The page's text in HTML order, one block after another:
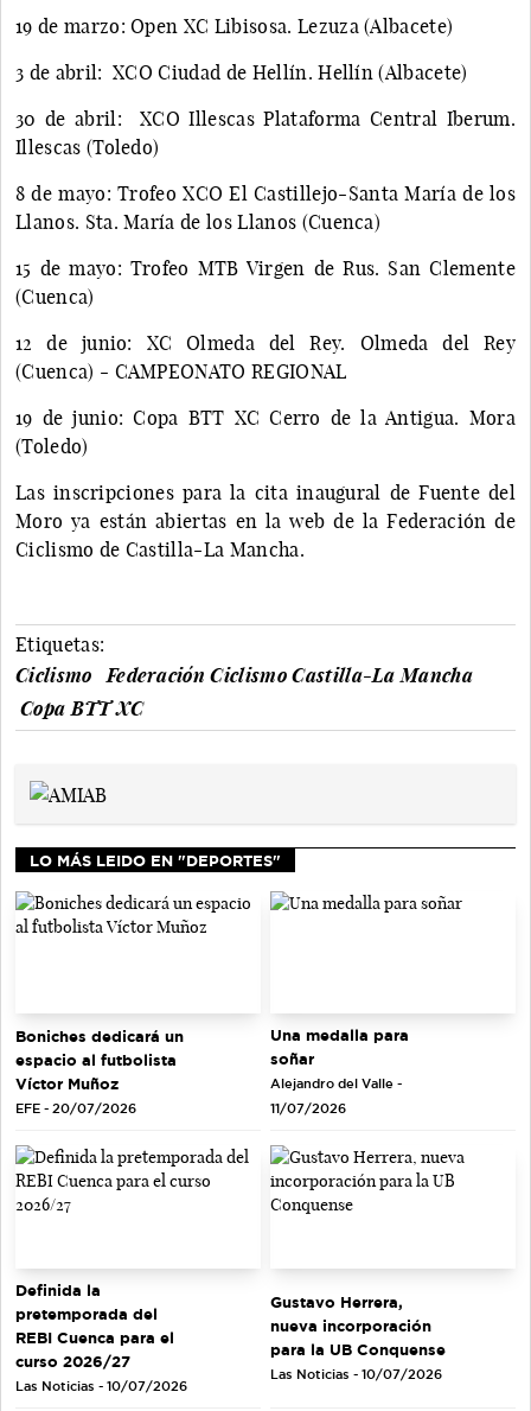
19 de marzo: Open XC Libisosa. Lezuza (Albacete)
3 de abril: XCO Ciudad de Hellín. Hellín (Albacete)
30 de abril: XCO Illescas Plataforma Central Iberum.
Illescas (Toledo)
8 de mayo: Trofeo XCO El Castillejo-Santa María de los
Llanos. Sta. María de los Llanos (Cuenca)
15 de mayo: Trofeo MTB Virgen de Rus. San Clemente
(Cuenca)
12 de junio: XC Olmeda del Rey. Olmeda del Rey
(Cuenca) - CAMPEONATO REGIONAL
19 de junio: Copa BTT XC Cerro de la Antigua. Mora
(Toledo)
Las inscripciones para la cita inaugural de Fuente del
Moro ya están abiertas en la web de la Federación de
Ciclismo de Castilla-La Mancha.
Etiquetas:
Ciclismo
Federación Ciclismo Castilla-La Mancha
Copa BTT XC
LO MÁS LEIDO EN "DEPORTES"
Boniches dedicará un
espacio al futbolista
Víctor Muñoz
EFE - 20/07/2026
Una medalla para
soñar
Alejandro del Valle -
11/07/2026
Definida la
pretemporada del
REBI Cuenca para el
curso 2026/27
Las Noticias - 10/07/2026
Gustavo Herrera,
nueva incorporación
para la UB Conquense
Las Noticias - 10/07/2026